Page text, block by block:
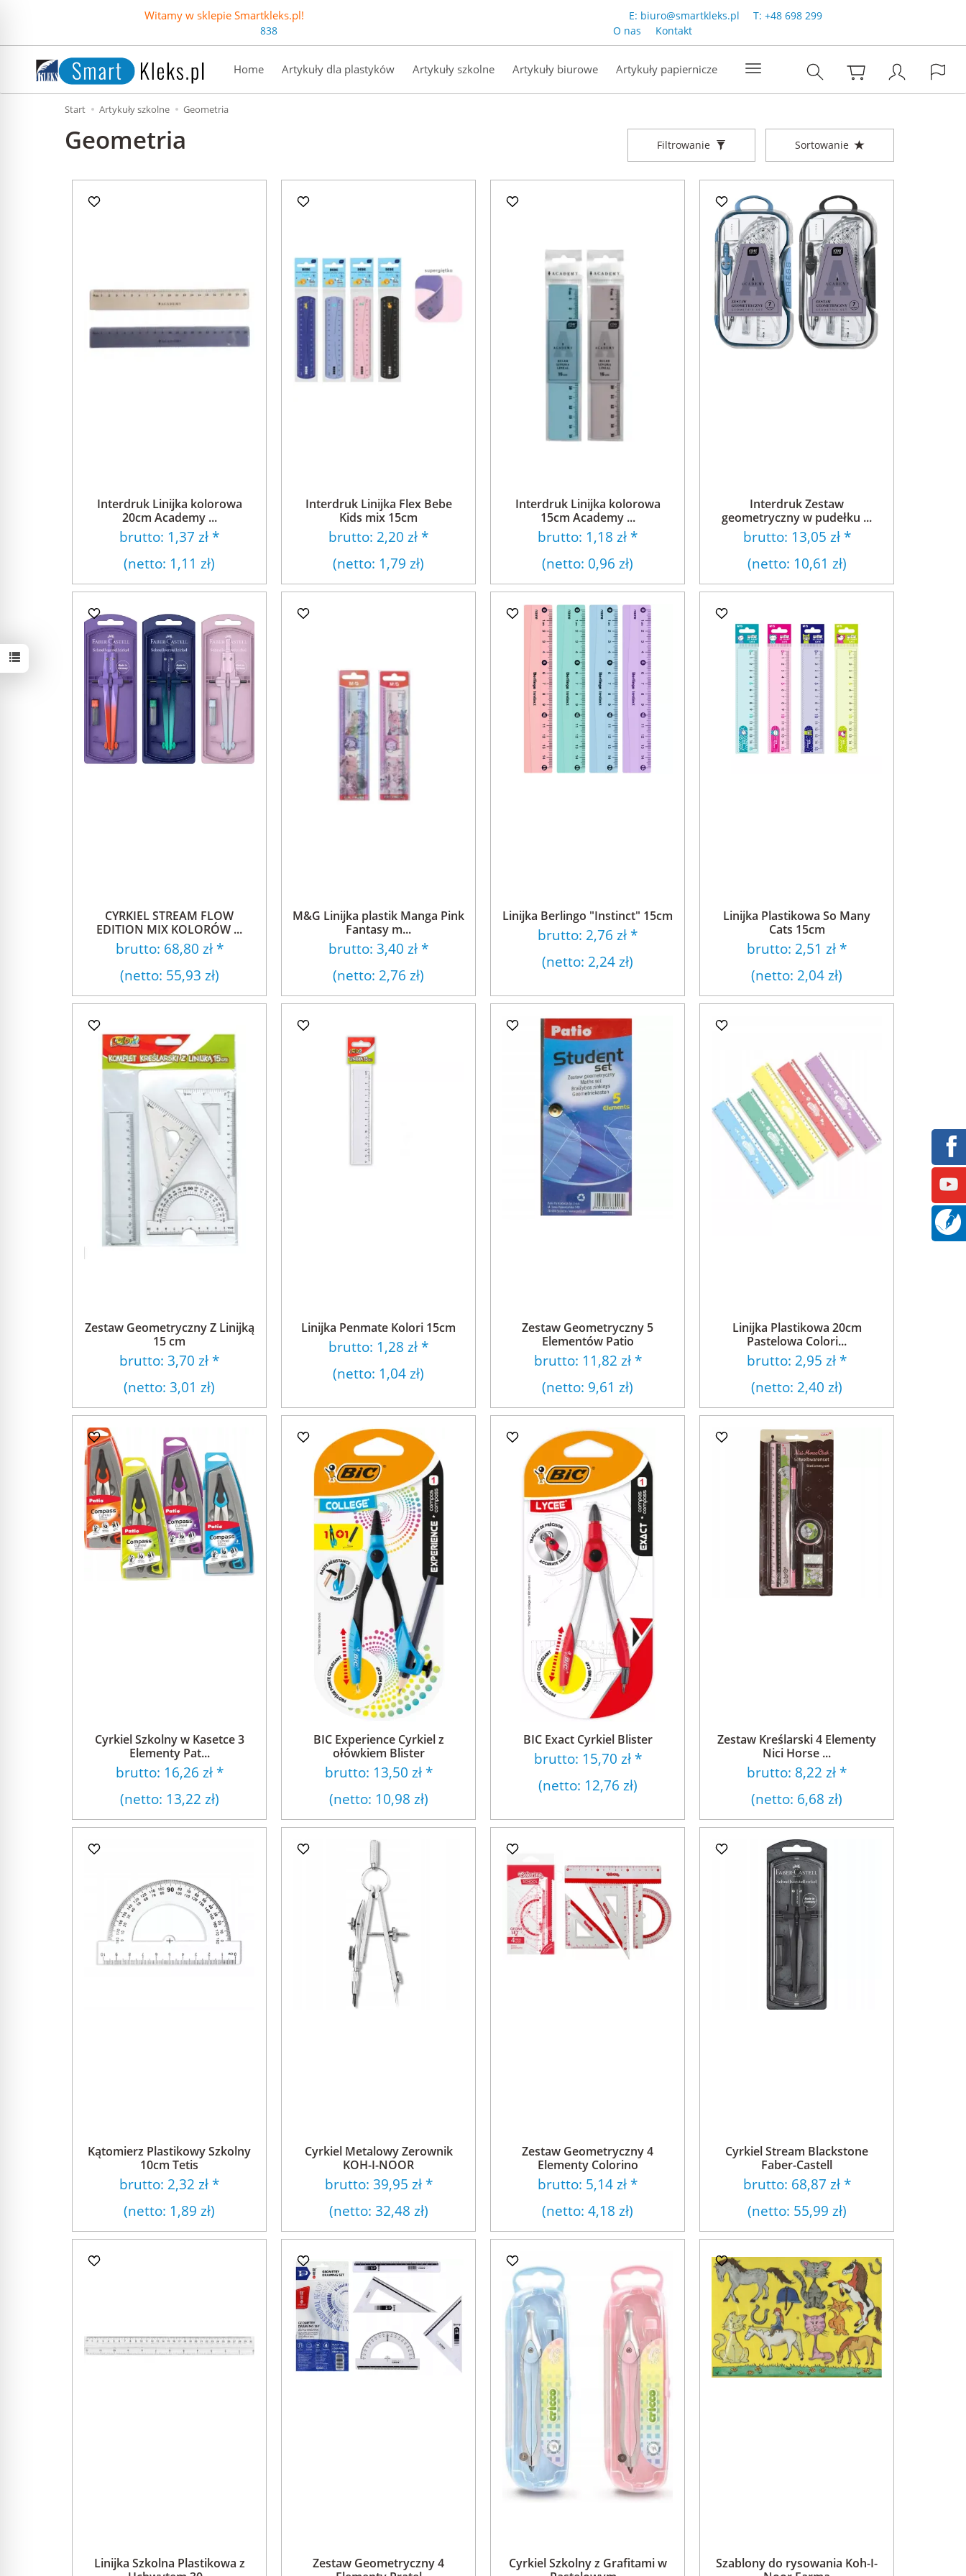
Witamy w sklepie Smartkleks.pl! E: biuro@smartkleks.pl T: +48 698 299
838
O nas Kontakt
Home Artykuły dla plastyków Artykuły szkolne Artykuły biurowe Artykuły papiernicze
Start Artykuły szkolne Geometria
Geometria Filtrowanie Sortowanie
Interdruk Linijka kolorowa
20cm Academy ...
brutto: 1,37 zł *
(netto: 1,11 zł)
Interdruk Linijka Flex Bebe
Kids mix 15cm
brutto: 2,20 zł *
(netto: 1,79 zł)
Interdruk Linijka kolorowa
15cm Academy ...
brutto: 1,18 zł *
(netto: 0,96 zł)
Interdruk Zestaw
geometryczny w pudełku ...
brutto: 13,05 zł*
(netto: 10,61 zł)
CYRKIEL STREAM FLOW
EDITION MIX KOLORÓW ...
brutto: 68,80 zł*
(netto: 55,93 zł)
M&G Linijka plastik Manga Pink
Fantasy m...
brutto: 3,40 zł *
(netto: 2,76 zł)
Linijka Berlingo "Instinct" 15cm
brutto: 2,76 zł *
(netto: 2,24 zł)
Linijka Plastikowa So Many
Cats 15cm
brutto: 2,51 zł *
(netto: 2,04 zł)
Zestaw Geometryczny Z Linijką
15 cm
brutto: 3,70 zł *
(netto: 3,01 zł)
Linijka Penmate Kolori 15cm
brutto: 1,28 zł *
(netto: 1,04 zł)
Zestaw Geometryczny 5
Elementów Patio
brutto: 11,82 zł*
(netto: 9,61 zł)
Linijka Plastikowa 20cm
Pastelowa Colori...
brutto: 2,95 zł *
(netto: 2,40 zł)
Cyrkiel Szkolny w Kasetce 3
Elementy Pat...
brutto: 16,26 zł*
(netto: 13,22 zł)
BIC Experience Cyrkiel z
ołówkiem Blister
brutto: 13,50 zł*
(netto: 10,98 zł)
BIC Exact Cyrkiel Blister
brutto: 15,70 zł*
(netto: 12,76 zł)
Zestaw Kreślarski 4 Elementy
Nici Horse ...
brutto: 8,22 zł *
(netto: 6,68 zł)
Kątomierz Plastikowy Szkolny
10cm Tetis
brutto: 2,32 zł *
(netto: 1,89 zł)
Cyrkiel Metalowy Zerownik
KOH-I-NOOR
brutto: 39,95 zł*
(netto: 32,48 zł)
Zestaw Geometryczny 4
Elementy Colorino
brutto: 5,14 zł *
(netto: 4,18 zł)
Cyrkiel Stream Blackstone
Faber-Castell
brutto: 68,87 zł*
(netto: 55,99 zł)
Linijka Szkolna Plastikowa z
Zestaw Geometryczny 4
Cyrkiel Szkolny z Grafitami w
Szablony do rysowania Koh-I-